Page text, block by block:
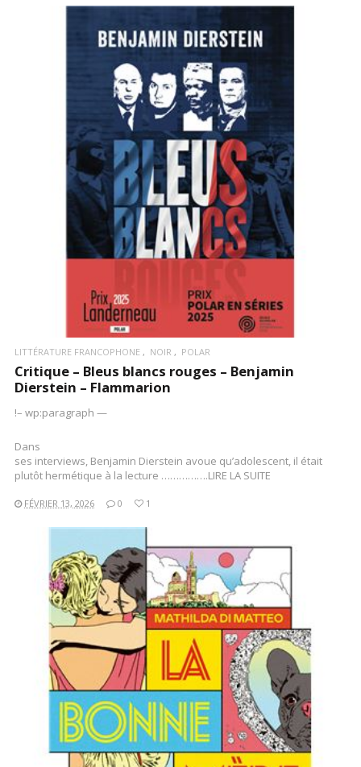
LIRE LA SUITE
LITTÉRATURE FRANCOPHONE NOIR POLAR
Critique – Bleus blancs rouges – Benjamin
Dierstein – Flammarion
!– wp:paragraph —
Dans
ses interviews, Benjamin Dierstein avoue qu’adolescent, il était
plutôt hermétique à la lecture …………….LIRE LA SUITE
FÉVRIER 13, 2026 0 1
LIRE LA SUITE